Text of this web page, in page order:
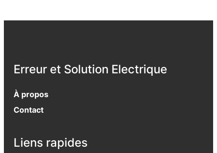
Erreur et Solution Electrique
À propos
Contact
Liens rapides